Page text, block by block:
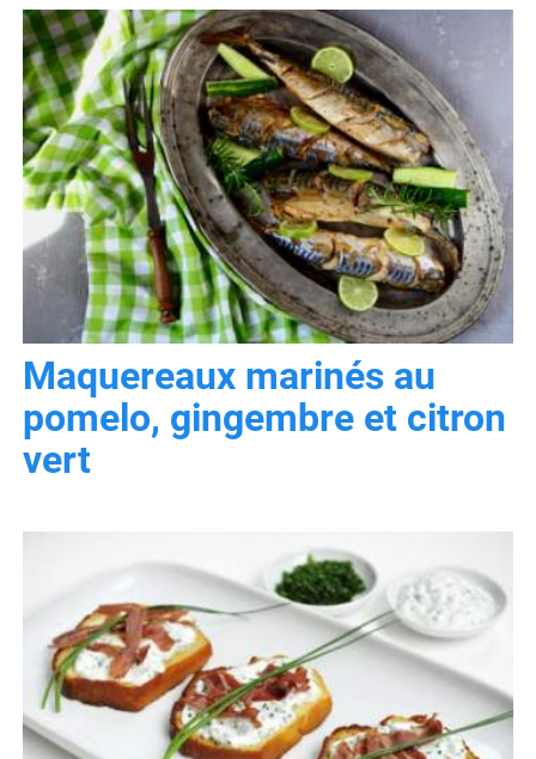
Maquereaux marinés au
pomelo, gingembre et citron
vert